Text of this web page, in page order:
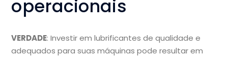
operacionais
VERDADE: Investir em lubrificantes de qualidade e
adequados para suas máquinas pode resultar em